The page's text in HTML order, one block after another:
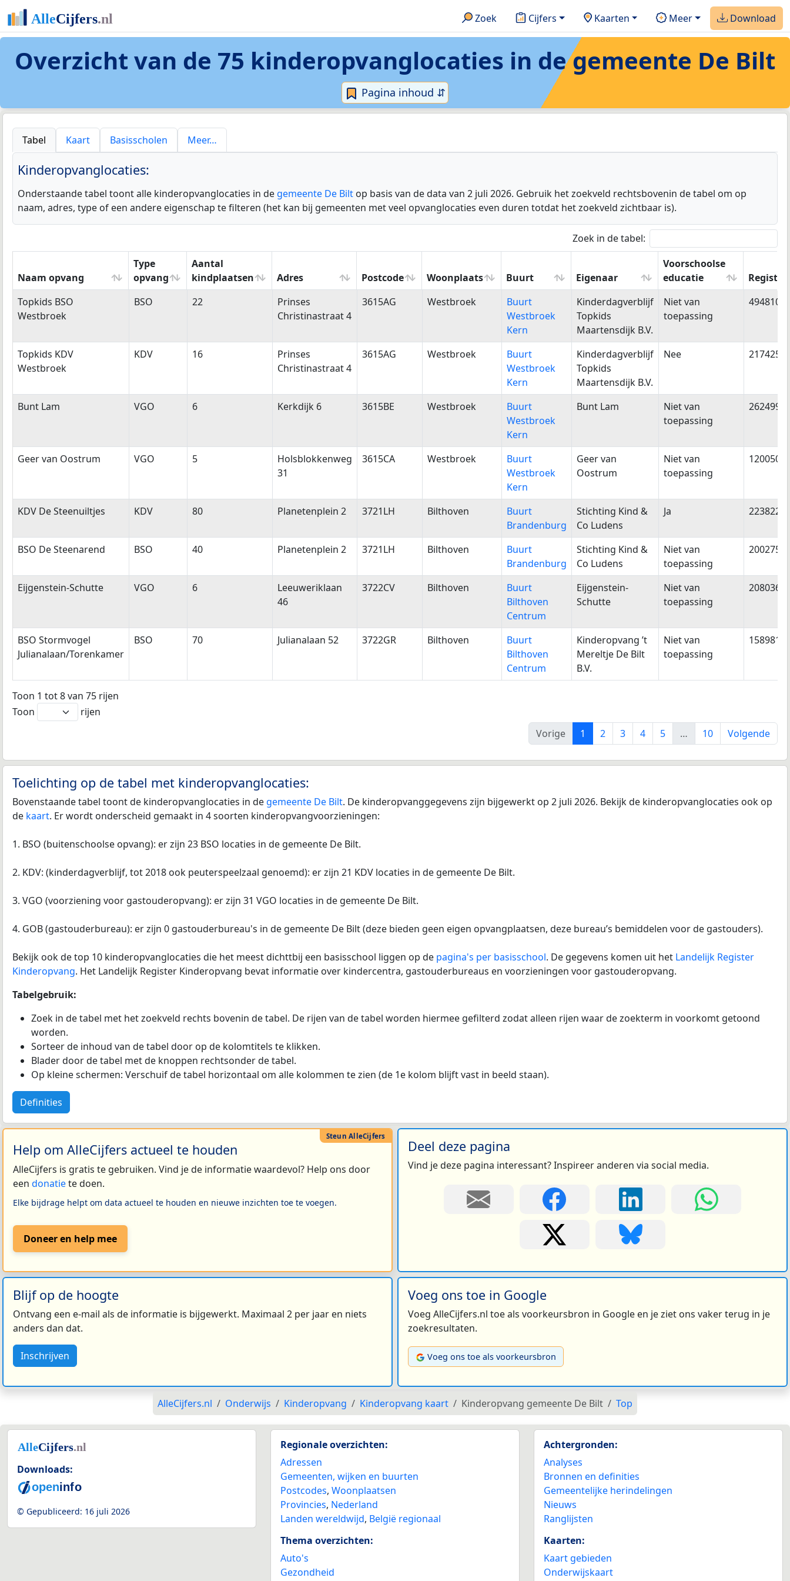
Zoek Cijfers Kaarten Meer Download
Overzicht van de 75 kinderopvanglocaties in degemeente De Bilt
Pagina inhoud ⇵
Tabel Kaart Basisscholen Meer…
Kinderopvanglocaties:
Onderstaande tabel toont alle kinderopvanglocaties in de gemeente De Bilt op basis van de data van 2 juli 2026. Gebruik het zoekveld rechtsbovenin de tabel om op
naam, adres, type of een andere eigenschap te filteren (het kan bij gemeenten met veel opvanglocaties even duren totdat het zoekveld zichtbaar is).
Zoek in de tabel:
Naam opvang
Type
opvang
Aantal
kindplaatsen
Adres Postcode Woonplaats Buurt Eigenaar
Voorschoolse
educatie
Naam opvang
Type
Aantal
Adres Postcode Woonplaats Buurt Eigenaar
Voorschoolse
educatie
Topkids BSO
Westbroek
BSO 22
Prinses
Christinastraat 4
3615AG Westbroek
Buurt
Westbroek
Kern
Kinderdagverblijf
Topkids
Maartensdijk B.V.
Niet van
toepassing
Topkids KDV
Westbroek
KDV 16
Prinses
Christinastraat 4
3615AG Westbroek
Buurt
Westbroek
Kern
Kinderdagverblijf
Topkids
Maartensdijk B.V.
Nee
Bunt Lam VGO 6 Kerkdijk 6 3615BE Westbroek
Buurt
Westbroek
Kern
Bunt Lam
Niet van
toepassing
Geer van Oostrum VGO 5
Holsblokkenweg
31
3615CA Westbroek
Buurt
Westbroek
Kern
Geer van
Oostrum
Niet van
toepassing
KDV De Steenuiltjes KDV 80 Planetenplein 2 3721LH Bilthoven
Buurt
Brandenburg
Stichting Kind &
Co Ludens
Ja
BSO De Steenarend BSO 40 Planetenplein 2 3721LH Bilthoven
Buurt
Brandenburg
Stichting Kind &
Co Ludens
Niet van
toepassing
Eijgenstein-Schutte VGO 6
Leeuweriklaan
46
3722CV Bilthoven
Buurt
Bilthoven
Centrum
Eijgenstein-
Schutte
Niet van
toepassing
BSO Stormvogel
Julianalaan/Torenkamer
BSO 70 Julianalaan 52 3722GR Bilthoven
Buurt
Bilthoven
Centrum
Kinderopvang ’t
Mereltje De Bilt
B.V.
Niet van
toepassing
Toon 1 tot 8 van 75 rijen
Toon
rijen
Vorige
1 2 3 4 5 … 10 Volgende
Toelichting op de tabel met kinderopvanglocaties:
Bovenstaande tabel toont de kinderopvanglocaties in de gemeente De Bilt. De kinderopvanggegevens zijn bijgewerkt op 2 juli 2026. Bekijk de kinderopvanglocaties ook op
de kaart. Er wordt onderscheid gemaakt in 4 soorten kinderopvangvoorzieningen:
1. BSO (buitenschoolse opvang): er zijn 23 BSO locaties in de gemeente De Bilt.
2. KDV: (kinderdagverblijf, tot 2018 ook peuterspeelzaal genoemd): er zijn 21 KDV locaties in de gemeente De Bilt.
3. VGO (voorziening voor gastouderopvang): er zijn 31 VGO locaties in de gemeente De Bilt.
4. GOB (gastouderbureau): er zijn 0 gastouderbureau's in de gemeente De Bilt (deze bieden geen eigen opvangplaatsen, deze bureau’s bemiddelen voor de gastouders).
Bekijk ook de top 10 kinderopvanglocaties die het meest dichttbij een basisschool liggen op de pagina's per basisschool. De gegevens komen uit het Landelijk Register
Kinderopvang. Het Landelijk Register Kinderopvang bevat informatie over kindercentra, gastouderbureaus en voorzieningen voor gastouderopvang.
Tabelgebruik:
Zoek in de tabel met het zoekveld rechts bovenin de tabel. De rijen van de tabel worden hiermee gefilterd zodat alleen rijen waar de zoekterm in voorkomt getoond
worden.
Sorteer de inhoud van de tabel door op de kolomtitels te klikken.
Blader door de tabel met de knoppen rechtsonder de tabel.
Op kleine schermen: Verschuif de tabel horizontaal om alle kolommen te zien (de 1e kolom blijft vast in beeld staan).
Definities
Help om AlleCijfers actueel te houden
AlleCijfers is gratis te gebruiken. Vind je de informatie waardevol? Help ons door
een donatiete doen.
Elke bijdrage helpt om data actueel te houden en nieuwe inzichten toe te voegen.
Doneer en help mee
Deel deze pagina
Vind je deze pagina interessant? Inspireer anderen via social media.
Blijf op de hoogte
Ontvang een e-mail als de informatie is bijgewerkt. Maximaal 2 per jaar en niets
anders dan dat.
Inschrijven
Voeg ons toe in Google
Voeg AlleCijfers.nl toe als voorkeursbron in Google en je ziet ons vaker terug in je
zoekresultaten.
Voeg ons toe als voorkeursbron
AlleCijfers.nl Onderwijs Kinderopvang Kinderopvang kaart Kinderopvang gemeente De Bilt Top
Downloads:
© Gepubliceerd: 16 juli 2026
Regionale overzichten:
Adressen
Gemeenten, wijken en buurten
Postcodes, Woonplaatsen
Provincies, Nederland
Landen wereldwijd, België regionaal
Thema overzichten:
Auto's
Gezondheid
Achtergronden:
Analyses
Bronnen en definities
Gemeentelijke herindelingen
Nieuws
Ranglijsten
Kaarten:
Kaart gebieden
Onderwijskaart